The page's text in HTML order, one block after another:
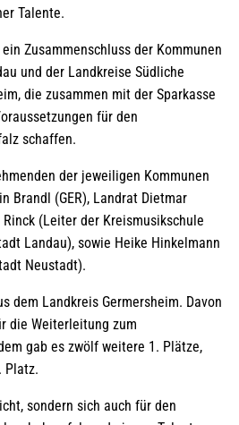
Talente.
Zusammenschluss der Kommunen
und der Landkreise Südliche
die zusammen mit der Sparkasse
für den
schaffen.
der jeweiligen Kommunen
Brandl (GER), Landrat Dietmar
(Leiter der Kreismusikschule
Landau), sowie Heike Hinkelmann
Neustadt).
dem Landkreis Germersheim. Davon
die Weiterleitung zum
gab es zwölf weitere 1. Plätze,
Platz.
sondern sich auch für den